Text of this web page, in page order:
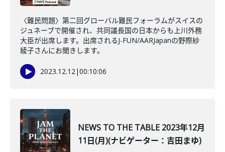
〈難民問題〉第二回グローバル難民フォーラムがスイスの
ジュネーブで開催され、共同議長国の日本からも上川外務
大臣が出席します。出席されるJ-FUN/AARJapanの野際紗
綾子さんにお聞きします。
2023.12.12|00:10:06
NEWS TO THE TABLE 2023年12月
11日(月)(ナビゲーター：吉田まゆ)